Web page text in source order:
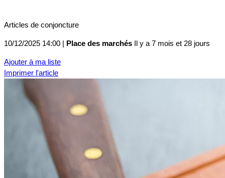
Articles de conjoncture
10/12/2025 14:00 | Place des marchés Il y a 7 mois et 28 jours
Ajouter à ma liste
Imprimer l'article